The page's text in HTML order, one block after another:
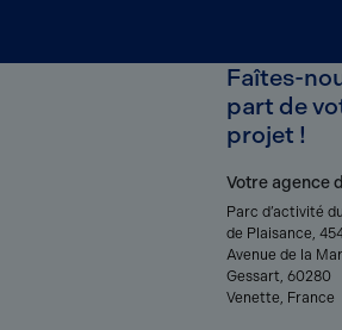
Faîtes-
part de
projet !
Votre agence
Parc d’activité
de Plaisance,
Avenue de la
Gessart, 60280
Venette, France